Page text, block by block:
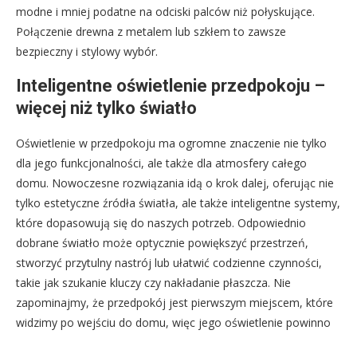
modne i mniej podatne na odciski palców niż połyskujące.
Połączenie drewna z metalem lub szkłem to zawsze
bezpieczny i stylowy wybór.
Inteligentne oświetlenie przedpokoju –
więcej niż tylko światło
Oświetlenie w przedpokoju ma ogromne znaczenie nie tylko
dla jego funkcjonalności, ale także dla atmosfery całego
domu. Nowoczesne rozwiązania idą o krok dalej, oferując nie
tylko estetyczne źródła światła, ale także inteligentne systemy,
które dopasowują się do naszych potrzeb. Odpowiednio
dobrane światło może optycznie powiększyć przestrzeń,
stworzyć przytulny nastrój lub ułatwić codzienne czynności,
takie jak szukanie kluczy czy nakładanie płaszcza. Nie
zapominajmy, że przedpokój jest pierwszym miejscem, które
widzimy po wejściu do domu, więc jego oświetlenie powinno